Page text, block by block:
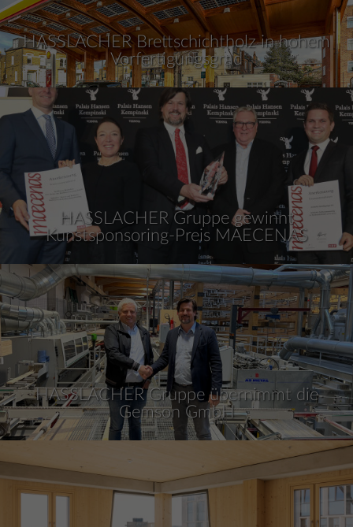
HASSLACHER Brettschichtholz in hohem
Vorfertigungsgrad
HASSLACHER Gruppe gewinnt
Kunstsponsoring-Preis MAECENAS
HASSLACHER Gruppe übernimmt die
Gemson GmbH